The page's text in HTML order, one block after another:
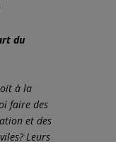
du
à la
faire des
et des
Leurs